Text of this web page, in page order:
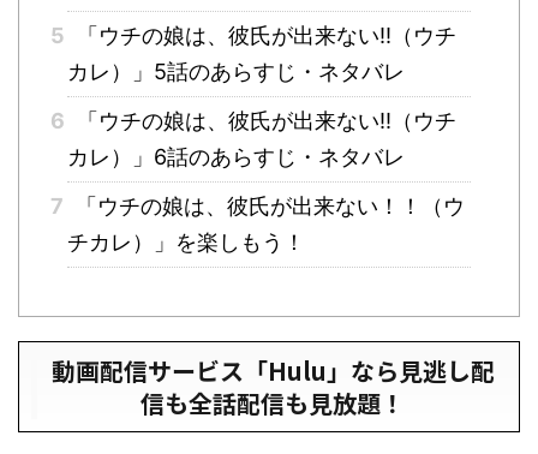
5
「ウチの娘は、彼氏が出来ない!!（ウチ
カレ）」5話のあらすじ・ネタバレ
6
「ウチの娘は、彼氏が出来ない!!（ウチ
カレ）」6話のあらすじ・ネタバレ
7
「ウチの娘は、彼氏が出来ない！！（ウ
チカレ）」を楽しもう！
動画配信サービス「Hulu」なら見逃し配
信も全話配信も見放題！